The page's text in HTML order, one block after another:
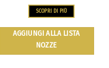
SCOPRI DI PIÙ
AGGIUNGI ALLA LISTA
NOZZE